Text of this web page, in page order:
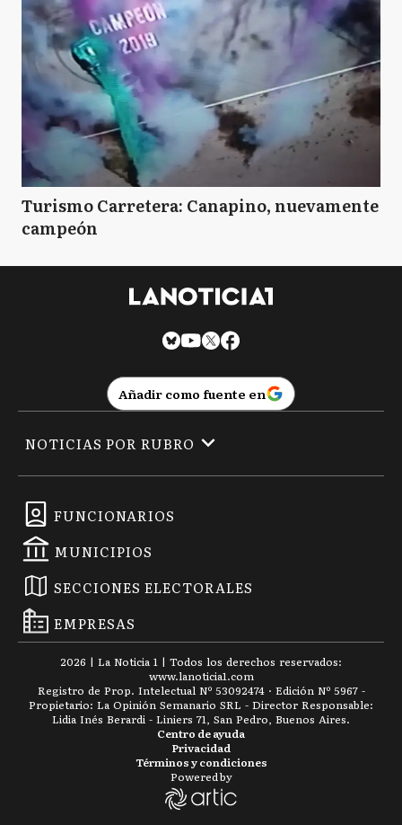
Turismo Carretera: Canapino, nuevamente
campeón
Añadir como fuente en
FUNCIONARIOS
MUNICIPIOS
SECCIONES ELECTORALES
EMPRESAS
NOTICIAS POR RUBRO
2026 | La Noticia 1 | Todos los derechos reservados:
www.lanoticia1.com
Registro de Prop. Intelectual Nº 53092474 · Edición Nº 5967 -
Propietario: La Opinión Semanario SRL - Director Responsable:
Lidia Inés Berardi - Liniers 71, San Pedro, Buenos Aires.
Términos y condiciones
Privacidad
Centro de ayuda
Powered by